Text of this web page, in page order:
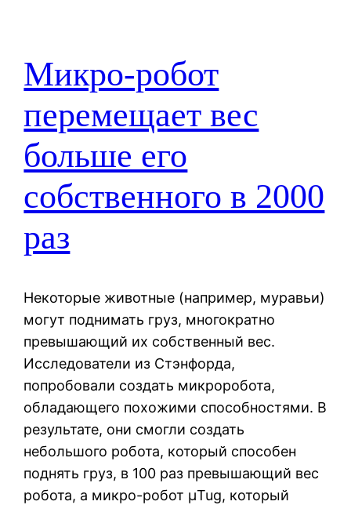
Микро-робот
перемещает вес
больше его
собственного в 2000
раз
Некоторые животные (например, муравьи)
могут поднимать груз, многократно
превышающий их собственный вес.
Исследователи из Стэнфорда,
попробовали создать микроробота,
обладающего похожими способностями. В
результате, они смогли создать
небольшого робота, который способен
поднять груз, в 100 раз превышающий вес
робота, а микро-робот μTug, который